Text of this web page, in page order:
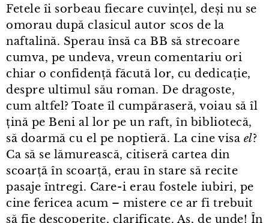
Fetele îi sorbeau fiecare cuvințel, deși nu se
omorau după clasicul autor scos de la
naftalină. Sperau însă ca BB să strecoare
cumva, pe undeva, vreun comentariu ori
chiar o confidență făcută lor, cu dedicație,
despre ultimul său roman. De dragoste,
cum altfel? Toate îl cumpăraseră, voiau să îl
țină pe Beni al lor pe un raft, în bibliotecă,
să doarmă cu el pe noptieră. La cine visa el?
Ca să se lămurească, citiseră cartea din
scoarță în scoarță, erau în stare să recite
pasaje întregi. Care⁠-⁠i erau fostele iubiri, pe
cine fericea acum – mistere ce ar fi trebuit
să fie descoperite, clarificate. Aș, de unde! În